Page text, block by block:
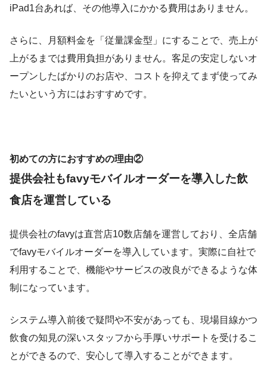
iPad1台あれば、その他導入にかかる費用はありません。
さらに、月額料金を「従量課金型」にすることで、売上が
上がるまでは費用負担がありません。客足の安定しないオ
ープンしたばかりのお店や、コストを抑えてまず使ってみ
たいという方にはおすすめです。
初めての方におすすめの理由②
提供会社もfavyモバイルオーダーを導入した飲
食店を運営している
提供会社のfavyは直営店10数店舗を運営しており、全店舗
でfavyモバイルオーダーを導入しています。実際に自社で
利用することで、機能やサービスの改良ができるような体
制になっています。
システム導入前後で疑問や不安があっても、現場目線かつ
飲食の知見の深いスタッフから手厚いサポートを受けるこ
とができるので、安心して導入することができます。